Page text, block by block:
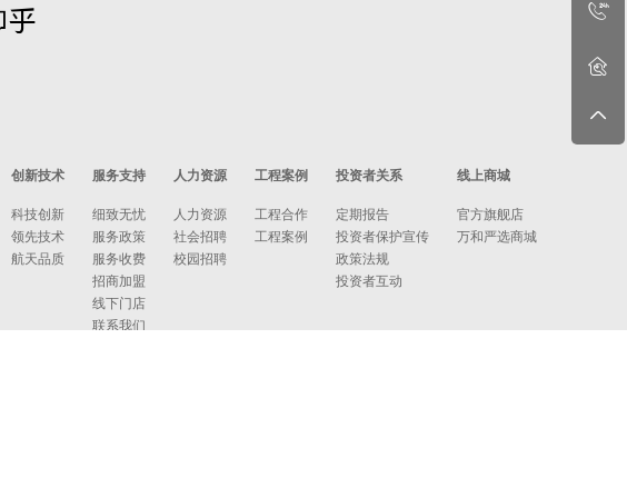
创新技术
科技创新
领先技术
航天品质
服务支持
细致无忧
服务政策
服务收费
招商加盟
线下门店
联系我们
人力资源
人力资源
社会招聘
校园招聘
工程案例
工程合作
工程案例
投资者关系
定期报告
投资者保护宣传
政策法规
投资者互动
线上商城
官方旗舰店
万和严选商城